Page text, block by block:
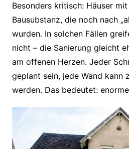
Besonders kritisch: Häuser
Bausubstanz, die noch nach
wurden. In solchen Fällen
nicht – die Sanierung gleicht
am offenen Herzen. Jeder
geplant sein, jede Wand kann
werden. Das bedeutet: